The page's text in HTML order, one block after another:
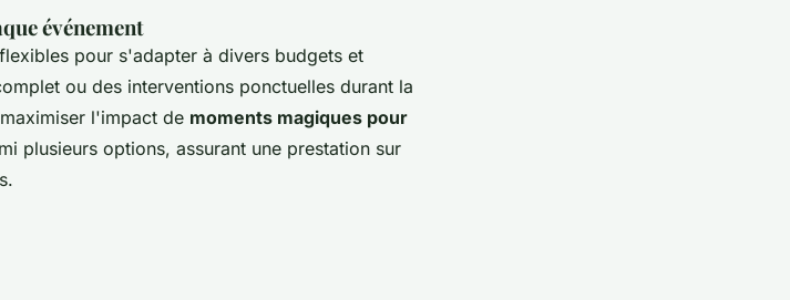
événement
pour s'adapter à divers budgets et
ou des interventions ponctuelles durant la
l'impact de moments magiques pour
plusieurs options, assurant une prestation sur